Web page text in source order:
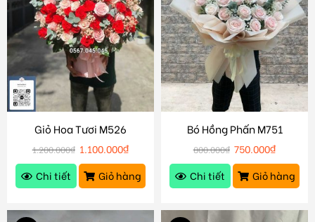
Giỏ Hoa Tươi M526
1.200.000₫ 1.100.000₫
Chi tiết
Giỏ hàng
Bó Hồng Phấn M751
800.000₫ 750.000₫
Chi tiết
Giỏ hàng